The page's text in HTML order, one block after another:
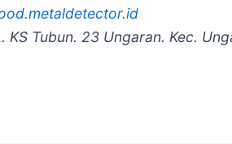
KS Tubun. 23 Ungaran. Kec.